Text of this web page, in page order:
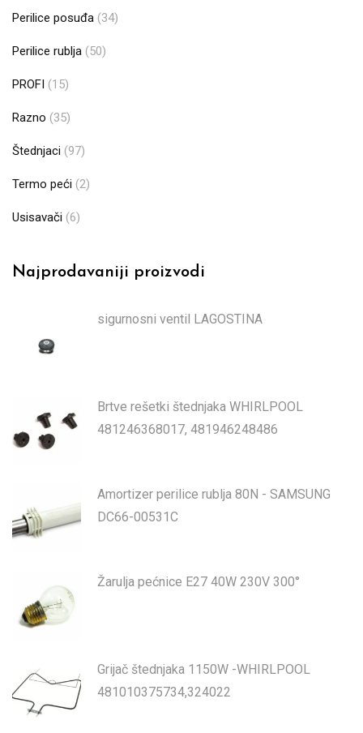
Perilice posuđa (34)
Perilice rublja (50)
PROFI (15)
Razno (35)
Štednjaci (97)
Termo peći (2)
Usisavači (6)
Najprodavaniji proizvodi
sigurnosni ventil LAGOSTINA
Brtve rešetki štednjaka WHIRLPOOL
481246368017, 481946248486
Amortizer perilice rublja 80N - SAMSUNG
DC66-00531C
Žarulja pećnice E27 40W 230V 300°
Grijač štednjaka 1150W -WHIRLPOOL
481010375734,324022